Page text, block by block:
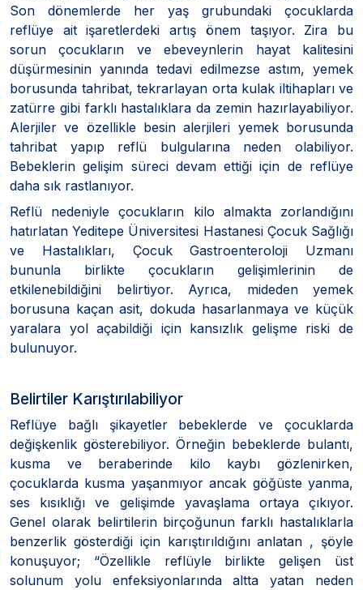
Son dönemlerde her yaş grubundaki çocuklarda
reflüye ait işaretlerdeki artış önem taşıyor. Zira bu
sorun çocukların ve ebeveynlerin hayat kalitesini
düşürmesinin yanında tedavi edilmezse astım, yemek
borusunda tahribat, tekrarlayan orta kulak iltihapları ve
zatürre gibi farklı hastalıklara da zemin hazırlayabiliyor.
Alerjiler ve özellikle besin alerjileri yemek borusunda
tahribat yapıp reflü bulgularına neden olabiliyor.
Bebeklerin gelişim süreci devam ettiği için de reflüye
daha sık rastlanıyor.
Reflü nedeniyle çocukların kilo almakta zorlandığını
hatırlatan Yeditepe Üniversitesi Hastanesi Çocuk Sağlığı
ve Hastalıkları, Çocuk Gastroenteroloji Uzmanı
bununla birlikte çocukların gelişimlerinin de
etkilenebildiğini belirtiyor. Ayrıca, mideden yemek
borusuna kaçan asit, dokuda hasarlanmaya ve küçük
yaralara yol açabildiği için kansızlık gelişme riski de
bulunuyor.
Belirtiler Karıştırılabiliyor
Reflüye bağlı şikayetler bebeklerde ve çocuklarda
değişkenlik gösterebiliyor. Örneğin bebeklerde bulantı,
kusma ve beraberinde kilo kaybı gözlenirken,
çocuklarda kusma yaşanmıyor ancak göğüste yanma,
ses kısıklığı ve gelişimde yavaşlama ortaya çıkıyor.
Genel olarak belirtilerin birçoğunun farklı hastalıklarla
benzerlik gösterdiği için karıştırıldığını anlatan , şöyle
konuşuyor; “Özellikle reflüyle birlikte gelişen üst
solunum yolu enfeksiyonlarında altta yatan neden